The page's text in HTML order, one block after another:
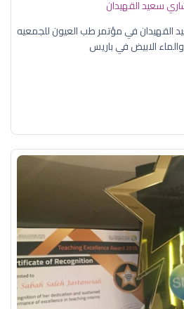
سعيد القهيدان
القهيدان في مؤتمر طب العيون للجمعيه
الابيض في باريس